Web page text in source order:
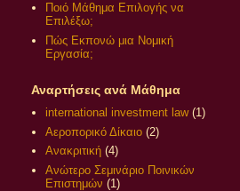
Ποιό Μάθημα Επιλογής να
Επιλέξω;
Πώς Εκπονώ μια Νομική
Εργασία;
Αναρτήσεις ανά Μάθημα
international investment law (1)
Αεροπορικό Δίκαιο (2)
Ανακριτική (4)
Ανώτερο Σεμινάριο Ποινικών
Επιστημών (1)